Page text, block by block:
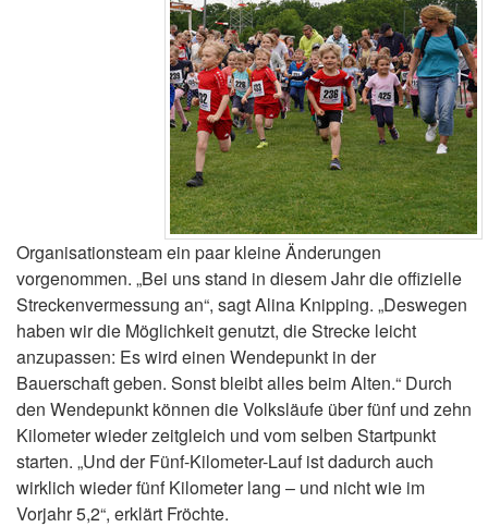
Organisationsteam ein paar kleine Änderungen
vorgenommen. „Bei uns stand in diesem Jahr die offizielle
Streckenvermessung an“, sagt Alina Knipping. „Deswegen
haben wir die Möglichkeit genutzt, die Strecke leicht
anzupassen: Es wird einen Wendepunkt in der
Bauerschaft geben. Sonst bleibt alles beim Alten.“ Durch
den Wendepunkt können die Volksläufe über fünf und zehn
Kilometer wieder zeitgleich und vom selben Startpunkt
starten. „Und der Fünf-Kilometer-Lauf ist dadurch auch
wirklich wieder fünf Kilometer lang – und nicht wie im
Vorjahr 5,2“, erklärt Fröchte.